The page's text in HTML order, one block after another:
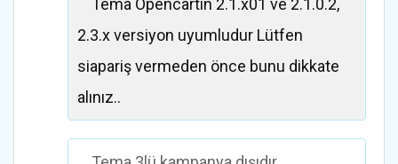
Tema Opencartın 2.1.x01 ve 2.1.0.2,
2.3.x versiyon uyumludur Lütfen
siapariş vermeden önce bunu dikkate
alınız..